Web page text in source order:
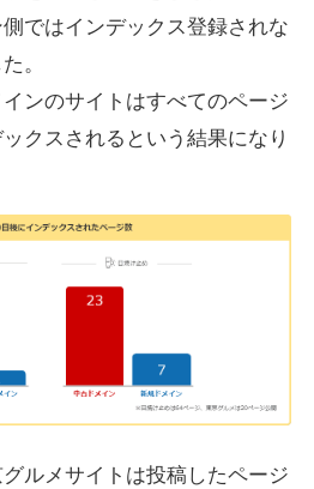
詳細を見る
527 ドメイン年齢26年
ではインデックス登録されな
。
ンのサイトはすべてのページ
クスされるという結果になり
ルメサイトは投稿したページ